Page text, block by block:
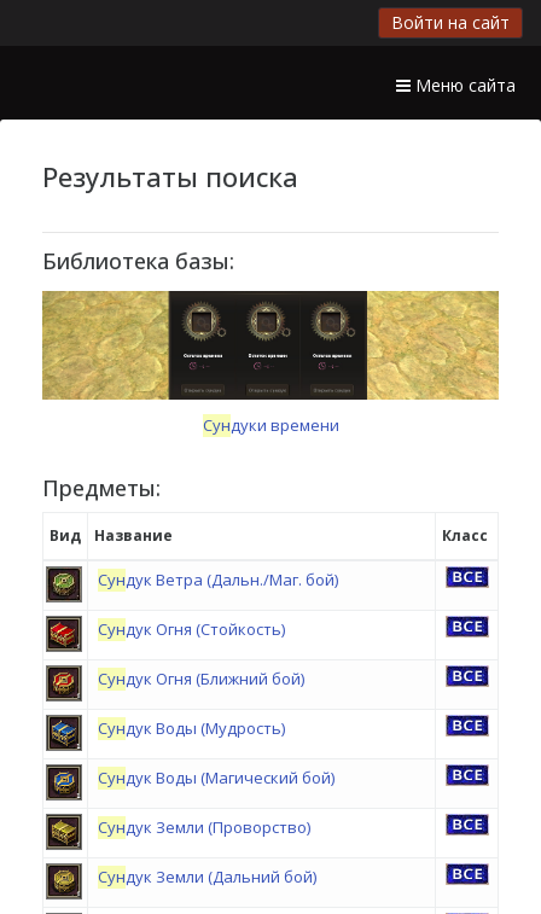
Войти на сайт
Меню сайта
Результаты поиска
Библиотека базы:
Сундуки времени
Предметы:
Вид Название Класс
Сундук Ветра (Дальн./Маг. бой)
Сундук Огня (Стойкость)
Сундук Огня (Ближний бой)
Сундук Воды (Мудрость)
Сундук Воды (Магический бой)
Сундук Земли (Проворство)
Сундук Земли (Дальний бой)